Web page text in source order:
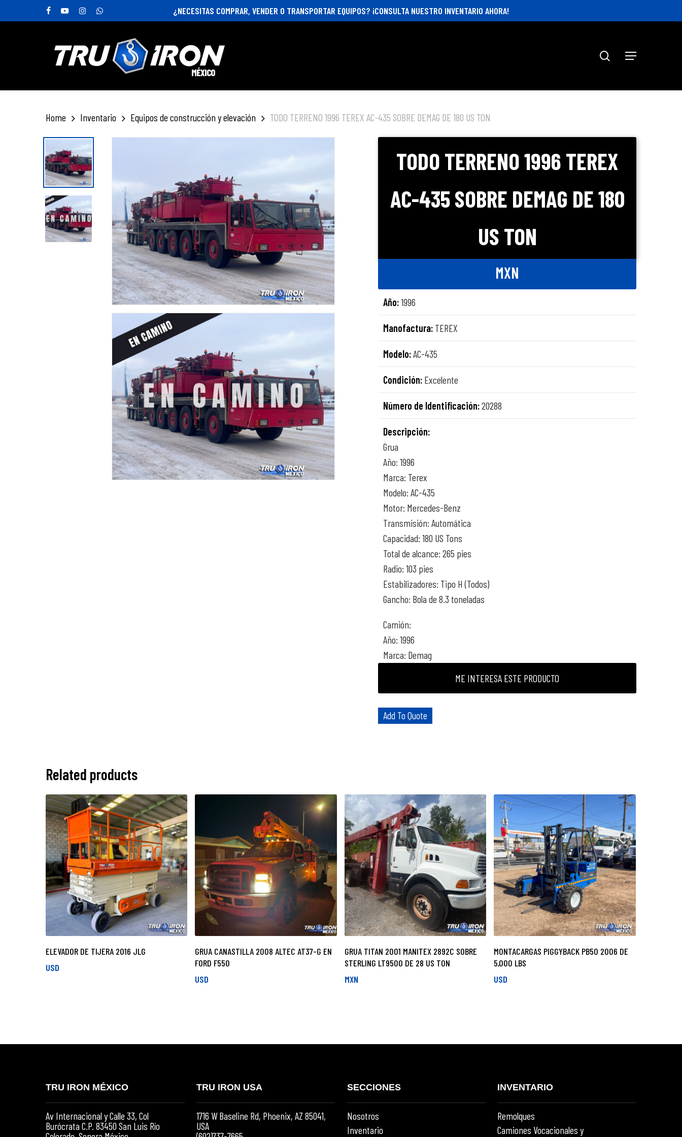
main
¿NECESITAS COMPRAR, VENDER O TRANSPORTAR EQUIPOS? ¡CONSULTA NUESTRO INVENTARIO AHORA!
Hit enter to search or ESC to close
MÉXICO
Menu
search
Home Inventario Equipos de construcción y elevación TODO TERRENO 1996 TEREX AC-435 SOBRE DEMAG DE 180 US TON
TODO TERRENO 1996 TEREX
AC-435 SOBRE DEMAG DE 180
US TON
MXN
Año:1996
Manofactura: TEREX
Modelo:AC-435
Condición: Excelente
Número de Identificación:20288
Descripción:
Grua
Año: 1996
Marca: Terex
Modelo: AC-435
Motor: Mercedes-Benz
Transmisión: Automática
Capacidad: 180 US Tons
Total de alcance: 265 pies
Radio: 103 pies
Estabilizadores: Tipo H (Todos)
Gancho: Bola de 8.3 toneladas
Camión:
Año: 1996
Marca: Demag
ME INTERESA ESTE PRODUCTO
Add To Quote
Related products
ELEVADOR DE TIJERA 2016 JLG
USD
GRUA CANASTILLA 2008 ALTEC AT37-G EN
FORD F550
USD
GRUA TITAN 2001 MANITEX 2892C SOBRE
STERLING LT9500 DE 28 US TON
MXN
MONTACARGAS PIGGYBACK PB50 2006 DE
5,000 LBS
USD
TRU IRON MÉXICO
Av Internacional y Calle 33, Col
Burócrata C.P. 83450 San Luis Río
TRU IRON USA
1716 W Baseline Rd, Phoenix, AZ 85041,
USA
SECCIONES
Nosotros
Inventario
INVENTARIO
Remolques
Camiones Vocacionales y